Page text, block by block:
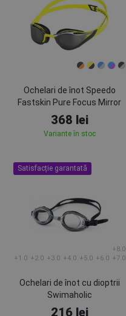
Ochelari de înot Speedo
Fastskin Pure Focus Mirror
368 lei
Variante în stoc
Satisfacție garantată
+1.0 +2.0 +3.0 +4.0 +5.0 +6.0 +7.0
+8.0
Ochelari de înot cu dioptrii
Swimaholic
216 lei